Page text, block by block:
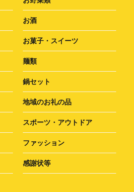
お酒
お菓子・スイーツ
麺類
鍋セット
地域のお礼の品
スポーツ・アウトドア
ファッション
感謝状等